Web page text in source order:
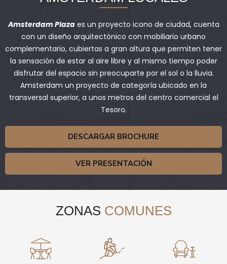
Amsterdam Plazaes un proyecto icono de ciudad, cuenta
con un diseño arquitectónico con mobiliario urbano
complementario, cubiertas a gran altura que permiten tener
la sensación de estar al aire libre y al mismo tiempo poder
disfrutar del espacio sin preocuparte por el sol o la lluvia.
Amsterdam un proyecto de categoría ubicado en la
transversal superior, a unos metros del centro comercial el
Tesoro.
DESCARGAR BROCHURE
VER PRESENTACIÓN
ZONASCOMUNES